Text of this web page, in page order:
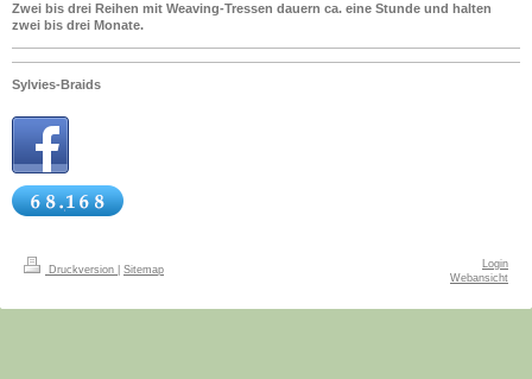
Zwei bis drei Reihen mit Weaving-Tressen dauern ca. eine Stunde und halten
zwei bis drei Monate.
Sylvies-Braids
Druckversion Sitemap
Login
Webansicht